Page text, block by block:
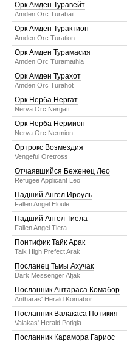
Орк Амден Туравейт
Amden Orc Turabait
Орк Амден Турактион
Amden Orc Turation
Орк Амден Турамасия
Amden Orc Turamathia
Орк Амден Турахот
Amden Orc Turahot
Орк Нерба Нергат
Nerva Orc Nergatt
Орк Нерба Нермион
Nerva Orc Nermion
Ортрокс Возмездия
Vengeful Oretross
Отчаявшийся Беженец Лео
Refugee Applicant Leo
Падший Ангел Ироуль
Fallen Angel Eloule
Падший Ангел Тиела
Fallen Angel Tiera
Понтифик Тайк Арак
Taik High Prefect Arak
Посланец Тьмы Ахучак
Dark Messenger Afjak
Посланник Антараса Комабор
Antharas' Herald Komabor
Посланник Валакаса Потикия
Valakas' Herald Potigia
Посланник Карамора Гариос